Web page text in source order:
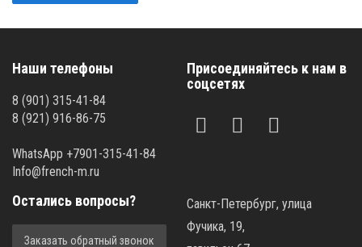
Наши телефоны
8 (901) 315-41-84
8 (921) 916-86-75
WhatsApp +7901-315-41-84
Info@french-m.ru
Присоединяйтесь к нам в
соцсетях
Остались вопросы?
Заказать обратный звонок
Санкт-Петербург, улица
Фучика, 19,